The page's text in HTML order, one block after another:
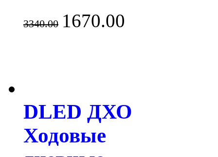
3340.00 1670.00
DLED ДХО
Ходовые